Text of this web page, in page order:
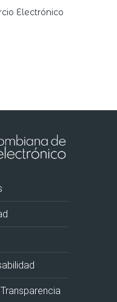
Electrónico